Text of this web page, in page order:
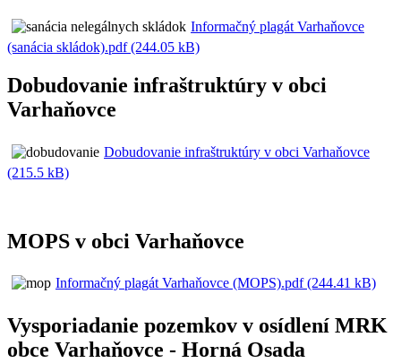
Informačný plagát Varhaňovce
(sanácia skládok).pdf (244.05 kB)
Dobudovanie infraštruktúry v obci
Varhaňovce
Dobudovanie infraštruktúry v obci Varhaňovce
(215.5 kB)
MOPS v obci Varhaňovce
Informačný plagát Varhaňovce (MOPS).pdf (244.41 kB)
Vysporiadanie pozemkov v osídlení MRK
obce Varhaňovce - Horná Osada